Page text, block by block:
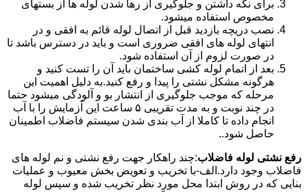
برای نگه داشتن و جلوگیری از رها شدن لوله ها از بستهای
مخصوص استفاده میشود.
نصب دریچه بازدید قبل از اتصال لوله قائم به افقی و در
انتهای لوله های افقی ضروری است و باید در دسترس باشد تا
در صورت لزوم از آن استفاده شود.
بعد از اتمام لوله کشی ساختمان باید آن را تست کنید و
هرگونه مشکل نشتی را پیدا و رفع کنید.به دلیل اهمیت این
مرحله که موجب جلوگیری از انتشار بو و آلودگی میشود حتما
در چند نوبت و به مدت تقریبی ۵ ساعت این آزمایش را با آب
انجام داده تا کاملا از آب بندی شدن سیستم فاضلاب اطمینان
حاصل شود..
رفع نشتی لوله فاضلاب:چند راهکار جهت رفع نشتی و نم لوله های
فاضلاب وجود دارد.الف-با تخریب و تعویض بخش معیوب و عملیات
بنایی که در روش ابتدا محل مورد نظر تخریب شده و سپس لوله